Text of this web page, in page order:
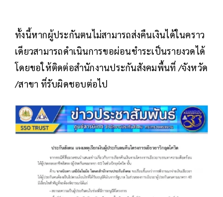
ทั้งนี้หากผู้ประกันตนไม่สามารถส่งคืนเงินได้ในคราว
เดียวสามารถดำเนินการขอผ่อนชำระเป็นรายงวดได้
โดยขอให้ติดต่อสำนักงานประกันสังคมพื้นที่ /จังหวัด
/สาขา ที่รับผิดชอบต่อไป